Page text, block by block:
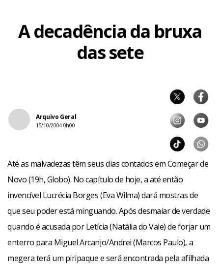
A decadência da bruxa
das sete
Arquivo Geral
15/10/2004 0h00
Até as malvadezas têm seus dias contados em Começar de
Novo (19h, Globo). No capítulo de hoje, a até então
invencível Lucrécia Borges (Eva Wilma) dará mostras de
que seu poder está minguando. Após desmaiar de verdade
quando é acusada por Letícia (Natália do Vale) de forjar um
enterro para Miguel Arcanjo/Andrei (Marcos Paulo), a
megera terá um piripaque e será encontrada pela afilhada